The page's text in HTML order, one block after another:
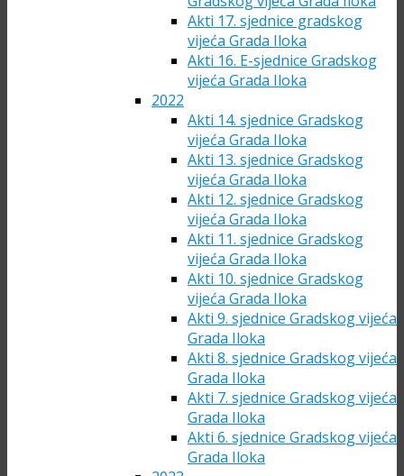
Akti 17. sjednice gradskog
vijeća Grada Iloka
Akti 16. E-sjednice Gradskog
vijeća Grada Iloka
2022
Akti 14. sjednice Gradskog
vijeća Grada Iloka
Akti 13. sjednice Gradskog
vijeća Grada Iloka
Akti 12. sjednice Gradskog
vijeća Grada Iloka
Akti 11. sjednice Gradskog
vijeća Grada Iloka
Akti 10. sjednice Gradskog
vijeća Grada Iloka
Akti 9. sjednice Gradskog vijeća
Grada Iloka
Akti 8. sjednice Gradskog vijeća
Grada Iloka
Akti 7. sjednice Gradskog vijeća
Grada Iloka
Akti 6. sjednice Gradskog vijeća
Grada Iloka